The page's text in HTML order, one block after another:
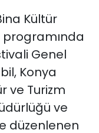
Kültür
programında
Genel
Konya
ve Turizm
ve
düzenlenen